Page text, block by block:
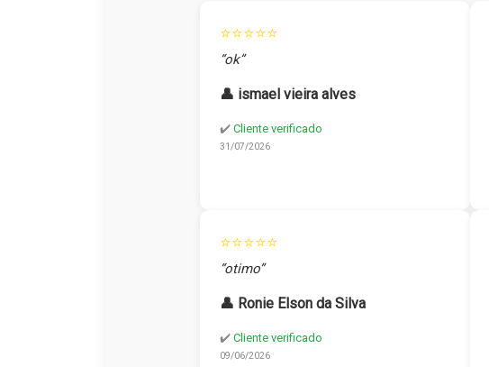
⭐⭐⭐⭐⭐
“ok”
👤 ismael vieira alves
✔️ Cliente verificado
31/07/2026
⭐⭐⭐⭐⭐
“otimo”
👤 Ronie Elson da Silva
✔️ Cliente verificado
09/06/2026